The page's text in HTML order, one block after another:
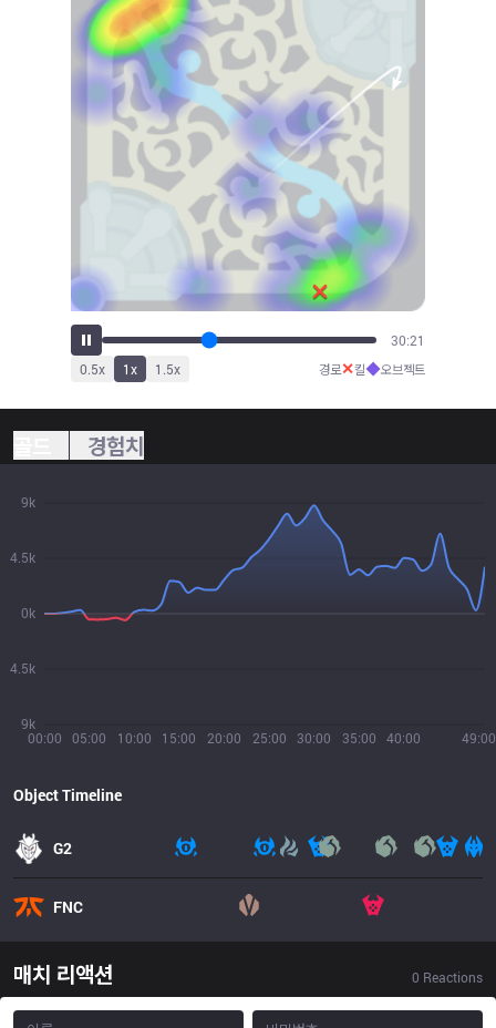
33:36
0.5x 1x 1.5x 경로✕킬◆오브젝트
경험치
00:00 05:00 10:00 15:00 20:00 25:00 30:00 35:00 40:00 49:00
9k
4.5k
0k
4.5k
9k
Object Timeline
G2
FNC
매치 리액션 0 Reactions